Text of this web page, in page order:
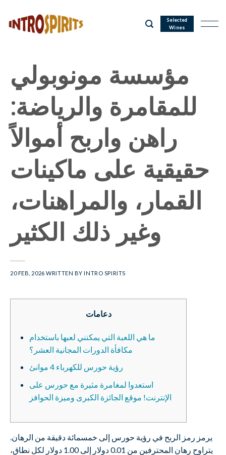
content
Selected
Wines
مؤسسة مونوبولي
للمقامرة والرياضة:
راهن واربح أموالاً
حقيقية على ماكينات
القمار، والمراهنات،
وغير ذلك الكثير
20 FEB, 2026 WRITTEN BYINTRO SPIRITS
دعامات
ما هي اللعبة التي يمكنني لعبها باستخدام
مكافأة الدورات المجانية العشر؟
رؤية حورس للكهرباء 4 موانئ
استعدوا لمغامرة مثيرة مع حورس على
الإنترنت! موقع الجائزة الكبرى وميزة الحوافز
يرمز رمز الربح في رؤية حورس إلى خمسمائة دقيقة من الرهان.
يتراوح رهان المحترفين من 0.01 دولار إلى 1.00 دولار لكل نطاق،